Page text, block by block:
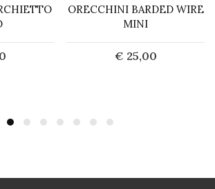
ORECCHINI BARDED WIRE
MINI
€ 25,00